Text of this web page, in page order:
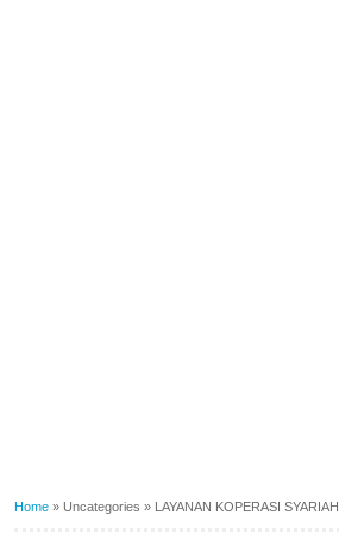
Home » Uncategories » LAYANAN KOPERASI SYARIAH